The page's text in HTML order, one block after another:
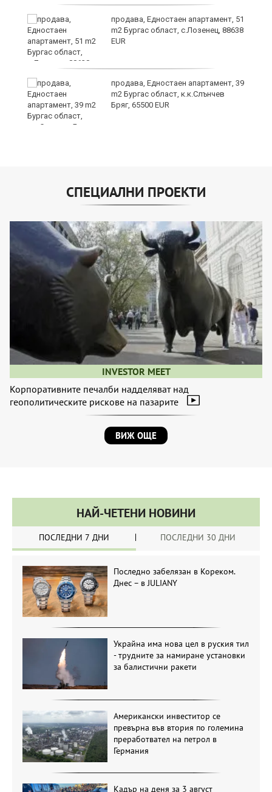
продава, Едностаен апартамент, 51
m2 Бургас област, с.Лозенец, 88638
EUR
продава, Едностаен апартамент, 39
m2 Бургас област, к.к.Слънчев
Бряг, 65500 EUR
СПЕЦИАЛНИ ПРОЕКТИ
INVESTOR MEET
Корпоративните печалби надделяват над
геополитическите рискове на пазарите
ВИЖ ОЩЕ
НАЙ-ЧЕТЕНИ НОВИНИ
ПОСЛЕДНИ 7 ДНИ ПОСЛЕДНИ 30 ДНИ
Последно забелязан в Кореком.
Днес – в JULIANY
Украйна има нова цел в руския тил
- трудните за намиране установки
за балистични ракети
Американски инвеститор се
превърна във втория по големина
преработвател на петрол в
Германия
Кадър на деня за 3 август